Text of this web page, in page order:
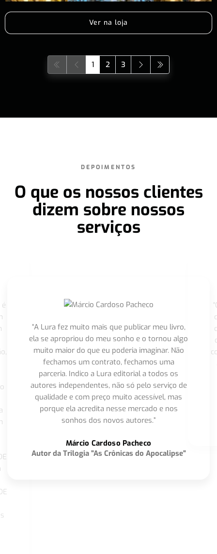
Ver na loja
1 2 3
DEPOIMENTOS
O que os nossos clientes
dizem sobre nossos
serviços
“A Lura fez muito mais que publicar meu livro,
ela se apropriou do meu sonho e o tornou algo
muito maior do que eu poderia imaginar. Não
fechamos um contrato, fechamos uma
parceria. Indico a Lura editorial a todos os
autores independentes, não só pelo serviço de
qualidade e com preço muito acessível, mas
porque ela acredita nesse mercado e nos
sonhos dos novos autores.”
Márcio Cardoso Pacheco
Autor da Trilogia "As Crônicas do Apocalipse"